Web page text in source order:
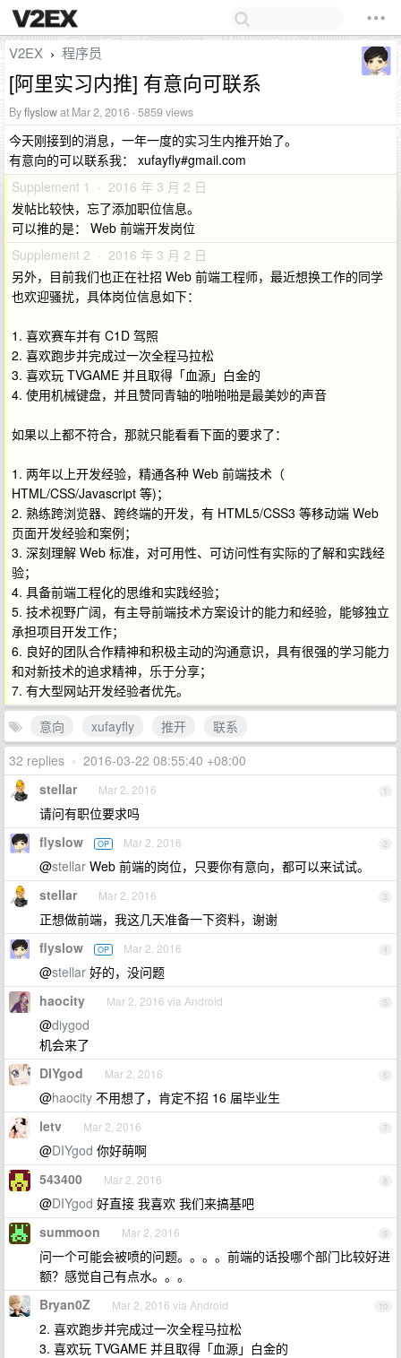
V2EX › 程序员
[阿里实习内推] 有意向可联系
Byflyslowat Mar 2, 2016 · 5859 views
今天刚接到的消息，一年一度的实习生内推开始了。
有意向的可以联系我： xufayfly#gmail.com
Supplement 1 · 2016 年 3 月 2 日
发帖比较快，忘了添加职位信息。
可以推的是： Web 前端开发岗位
Supplement 2 · 2016 年 3 月 2 日
另外，目前我们也正在社招 Web 前端工程师，最近想换工作的同学
也欢迎骚扰，具体岗位信息如下：
1. 喜欢赛车并有 C1D 驾照
2. 喜欢跑步并完成过一次全程马拉松
3. 喜欢玩 TVGAME 并且取得「血源」白金的
4. 使用机械键盘，并且赞同青轴的啪啪啪是最美妙的声音
如果以上都不符合，那就只能看看下面的要求了：
1. 两年以上开发经验，精通各种 Web 前端技术（
HTML/CSS/Javascript 等)；
2. 熟练跨浏览器、跨终端的开发，有 HTML5/CSS3 等移动端 Web
页面开发经验和案例；
3. 深刻理解 Web 标准，对可用性、可访问性有实际的了解和实践经
验；
4. 具备前端工程化的思维和实践经验；
5. 技术视野广阔，有主导前端技术方案设计的能力和经验，能够独立
承担项目开发工作；
6. 良好的团队合作精神和积极主动的沟通意识，具有很强的学习能力
和对新技术的追求精神，乐于分享；
7. 有大型网站开发经验者优先。
意向
xufayfly 推开
联系
32 replies • 2016-03-22 08:55:40 +08:00
1
stellar Mar 2, 2016
请问有职位要求吗
2
flyslow OP Mar 2, 2016
@stellar Web 前端的岗位，只要你有意向，都可以来试试。
3
stellar Mar 2, 2016
正想做前端，我这几天准备一下资料，谢谢
4
flyslow OP Mar 2, 2016
@stellar 好的，没问题
5
haocity Mar 2, 2016 via Android
@diygod
机会来了
6
DIYgod Mar 2, 2016
@haocity 不用想了，肯定不招 16 届毕业生
7
letv Mar 2, 2016
@DIYgod 你好萌啊
8
543400 Mar 2, 2016
@DIYgod 好直接 我喜欢 我们来搞基吧
9
summoon Mar 2, 2016
问一个可能会被喷的问题。。。。前端的话投哪个部门比较好进
额？感觉自己有点水。。。
10
Bryan0Z Mar 2, 2016 via Android
2. 喜欢跑步并完成过一次全程马拉松
3. 喜欢玩 TVGAME 并且取得「血源」白金的